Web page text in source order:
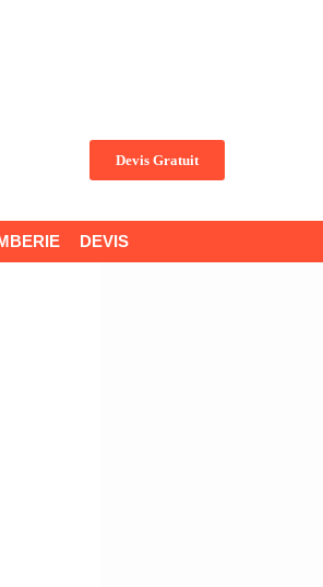
Devis Gratuit
DEVIS